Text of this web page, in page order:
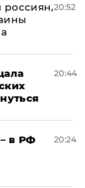
россиян,20:52
20:44
в РФ
20:24